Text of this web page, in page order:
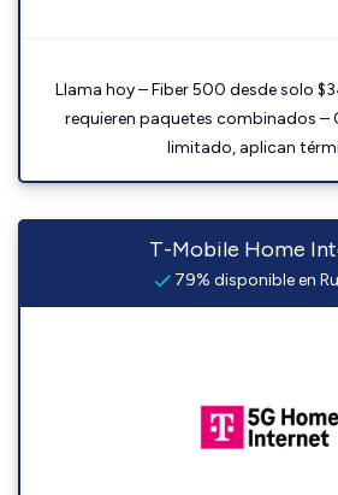
Llama hoy – Fiber 500 desde solo
requieren paquetes combinados
limitado, aplican
T-Mobile Home
79% disponible en